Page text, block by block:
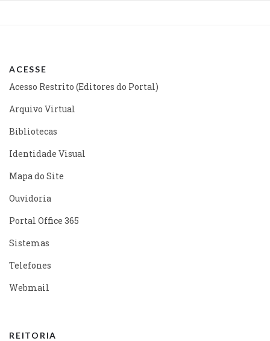
ACESSE
Acesso Restrito (Editores do Portal)
Arquivo Virtual
Bibliotecas
Identidade Visual
Mapa do Site
Ouvidoria
Portal Office 365
Sistemas
Telefones
Webmail
REITORIA